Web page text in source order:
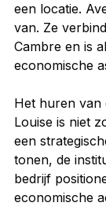
een locatie.
van. Ze
Cambre en is
economische
Het huren van
Louise is niet
een
tonen, de
bedrijf
economische